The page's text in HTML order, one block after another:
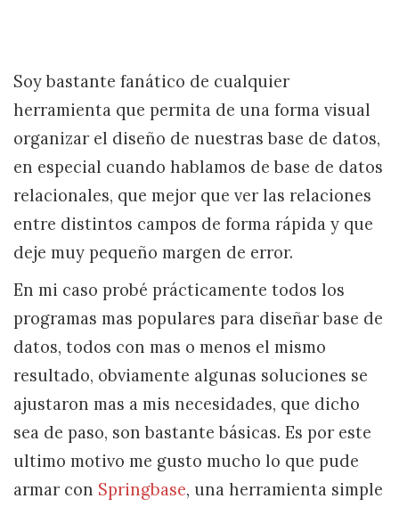
Soy bastante fanático de cualquier
herramienta que permita de una forma visual
organizar el diseño de nuestras base de datos,
en especial cuando hablamos de base de datos
relacionales, que mejor que ver las relaciones
entre distintos campos de forma rápida y que
deje muy pequeño margen de error.
En mi caso probé prácticamente todos los
programas mas populares para diseñar base de
datos, todos con mas o menos el mismo
resultado, obviamente algunas soluciones se
ajustaron mas a mis necesidades, que dicho
sea de paso, son bastante básicas. Es por este
ultimo motivo me gusto mucho lo que pude
armar con Springbase, una herramienta simple